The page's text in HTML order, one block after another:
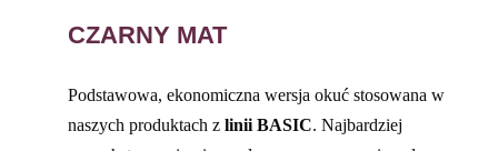
CZARNY MAT
Podstawowa, ekonomiczna wersja okuć stosowana w
naszych produktach zlinii BASIC. Najbardziej